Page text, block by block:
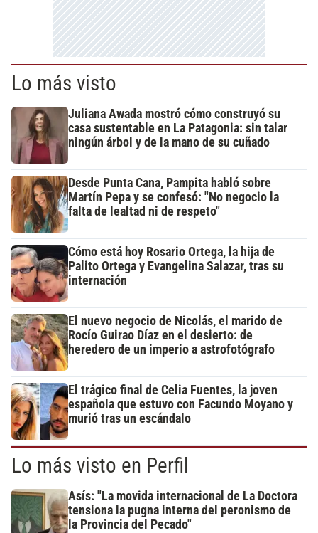
Lo más visto
Juliana Awada mostró cómo construyó su
casa sustentable en La Patagonia: sin talar
ningún árbol y de la mano de su cuñado
Desde Punta Cana, Pampita habló sobre
Martín Pepa y se confesó: "No negocio la
falta de lealtad ni de respeto"
Cómo está hoy Rosario Ortega, la hija de
Palito Ortega y Evangelina Salazar, tras su
internación
El nuevo negocio de Nicolás, el marido de
Rocío Guirao Díaz en el desierto: de
heredero de un imperio a astrofotógrafo
El trágico final de Celia Fuentes, la joven
española que estuvo con Facundo Moyano y
murió tras un escándalo
Lo más visto en Perfil
Asís: "La movida internacional de La Doctora
tensiona la pugna interna del peronismo de
la Provincia del Pecado"